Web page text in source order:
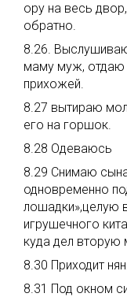
ору на весь
обратно.
8.26.
маму муж,
прихожей.
8.27 вытираю
его на горшок.
8.28 Одеваюсь
8.29 Снимаю
одновременно
лошадки»,целую
игрушечного
куда дел вторую
8.30 Приходит
8.31 Под окном